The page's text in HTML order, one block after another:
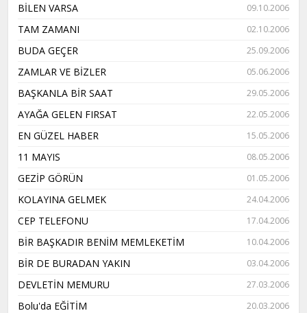
BİLEN VARSA 09.10.2006
TAM ZAMANI 02.10.2006
BUDA GEÇER 25.09.2006
ZAMLAR VE BİZLER 05.06.2006
BAŞKANLA BİR SAAT 29.05.2006
AYAĞA GELEN FIRSAT 22.05.2006
EN GÜZEL HABER 15.05.2006
11 MAYIS 08.05.2006
GEZİP GÖRÜN 01.05.2006
KOLAYINA GELMEK 24.04.2006
CEP TELEFONU 17.04.2006
BİR BAŞKADIR BENİM MEMLEKETİM 10.04.2006
BİR DE BURADAN YAKIN 03.04.2006
DEVLETİN MEMURU 27.03.2006
Bolu'da EĞİTİM 20.03.2006